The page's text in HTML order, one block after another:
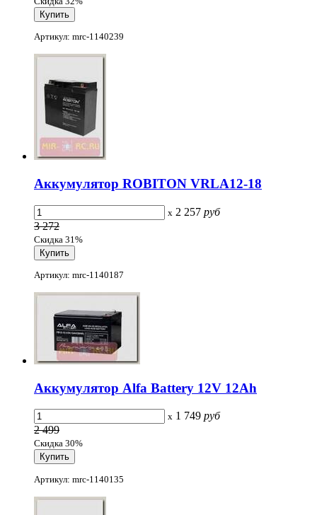
Артикул: mrc-1140239
Аккумулятор ROBITON VRLA12-18
x 2 257 руб
3 272
Скидка 31%
Артикул: mrc-1140187
Аккумулятор Alfa Battery 12V 12Ah
x 1 749 руб
2 499
Скидка 30%
Артикул: mrc-1140135